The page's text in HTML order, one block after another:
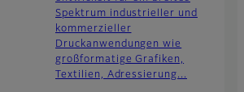
Spektrum industrieller und
kommerzieller
Druckanwendungen wie
großformatige Grafiken,
Textilien, Adressierung...